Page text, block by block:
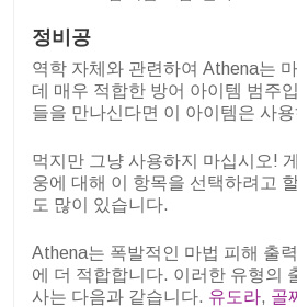
정비공
역학 자체와 관련하여 Athena는
데 매우 적합한 방어 아이템 범주
들을 만나신다면 이 아이템은 사
먹지만 그냥 사용하지 마십시오!
웅에 대해 이 항목을 선택하려고
도 많이 있습니다.
Athena는 폭발적인 마법 피해 출
에 더 적합합니다. 이러한 유형의
사는 다음과 같습니다. 유도라, 골